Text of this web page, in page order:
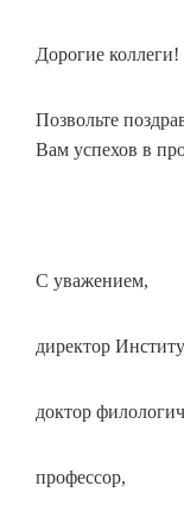
Дорогие коллеги!
Позвольте
Вам успехов в
С уважением,
директор
доктор
профессор,